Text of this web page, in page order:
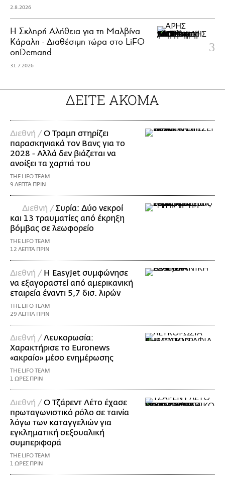
2.8.2026
Η Σκληρή Αλήθεια για τη Μαλβίνα
Κάραλη - Διαθέσιμη τώρα στo LiFO
onDemand
31.7.2026
ΔΕΙΤΕ ΑΚΟΜΑ
Διεθνή /Ο Τραμπ στηρίζει
παρασκηνιακά τον Βανς για το
2028 - Αλλά δεν βιάζεται να
ανοίξει τα χαρτιά του
THE LIFO TEAM
9 ΛΕΠΤΑ ΠΡΙΝ
Διεθνή /Συρία: Δύο νεκροί
και 13 τραυματίες από έκρηξη
βόμβας σε λεωφορείο
THE LIFO TEAM
12 ΛΕΠΤΑ ΠΡΙΝ
Διεθνή / Η EasyJet συμφώνησε
να εξαγοραστεί από αμερικανική
εταιρεία έναντι 5,7 δισ. λιρών
THE LIFO TEAM
29 ΛΕΠΤΑ ΠΡΙΝ
Διεθνή /Λευκορωσία:
Χαρακτήρισε το Euronews
«ακραίο» μέσο ενημέρωσης
THE LIFO TEAM
1 ΩΡΕΣ ΠΡΙΝ
Διεθνή /Ο Τζάρεντ Λέτο έχασε
πρωταγωνιστικό ρόλο σε ταινία
λόγω των καταγγελιών για
εγκληματική σεξουαλική
συμπεριφορά
THE LIFO TEAM
1 ΩΡΕΣ ΠΡΙΝ